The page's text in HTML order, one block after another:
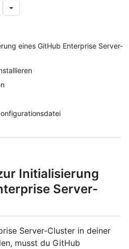
eines GitHub Enterprise Server-
Initialisierung
Server-
Server-Cluster in deiner
musst du GitHub